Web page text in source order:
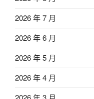
2026 年 7 月
2026 年 6 月
2026 年 5 月
2026 年 4 月